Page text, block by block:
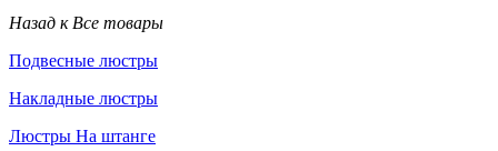
Назад к Все товары
Подвесные люстры
Накладные люстры
Люстры На штанге